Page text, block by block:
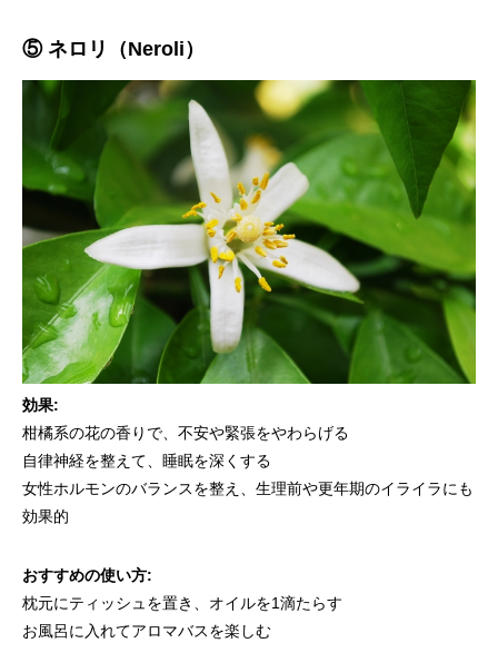
⑤ ネロリ（Neroli）
効果:
柑橘系の花の香りで、不安や緊張をやわらげる
自律神経を整えて、睡眠を深くする
女性ホルモンのバランスを整え、生理前や更年期のイライラにも
効果的
おすすめの使い方:
枕元にティッシュを置き、オイルを1滴たらす
お風呂に入れてアロマバスを楽しむ